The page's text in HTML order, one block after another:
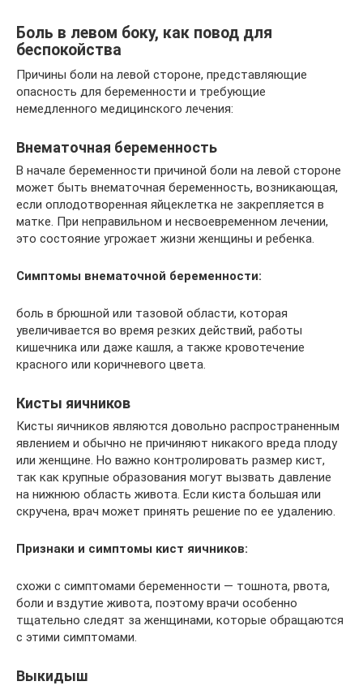
Боль в левом боку, как повод для
беспокойства
Причины боли на левой стороне, представляющие
опасность для беременности и требующие
немедленного медицинского лечения:
Внематочная беременность
В начале беременности причиной боли на левой стороне
может быть внематочная беременность, возникающая,
если оплодотворенная яйцеклетка не закрепляется в
матке. При неправильном и несвоевременном лечении,
это состояние угрожает жизни женщины и ребенка.
Симптомы внематочной беременности:
боль в брюшной или тазовой области, которая
увеличивается во время резких действий, работы
кишечника или даже кашля, а также кровотечение
красного или коричневого цвета.
Кисты яичников
Кисты яичников являются довольно распространенным
явлением и обычно не причиняют никакого вреда плоду
или женщине. Но важно контролировать размер кист,
так как крупные образования могут вызвать давление
на нижнюю область живота. Если киста большая или
скручена, врач может принять решение по ее удалению.
Признаки и симптомы кист яичников:
схожи с симптомами беременности — тошнота, рвота,
боли и вздутие живота, поэтому врачи особенно
тщательно следят за женщинами, которые обращаются
с этими симптомами.
Выкидыш